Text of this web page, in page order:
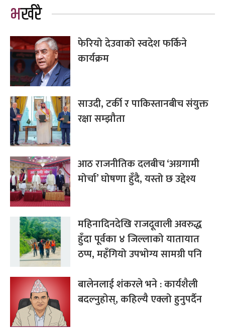
भर्खरै
फेरियो देउवाको स्वदेश फर्किने
कार्यक्रम
साउदी, टर्की र पाकिस्तानबीच संयुक्त
रक्षा सम्झौता
आठ राजनीतिक दलबीच ‘अग्रगामी
मोर्चा’ घोषणा हुँदै, यस्तो छ उद्देश्य
महिनादिनदेखि राजदूवाली अवरुद्ध
हुँदा पूर्वका ४ जिल्लाको यातायात
ठप्प, महँगियो उपभोग्य सामग्री पनि
बालेनलाई शंकरले भने : कार्यशैली
बदल्नुहोस्, कहिल्यै एक्लो हुनुपर्दैन